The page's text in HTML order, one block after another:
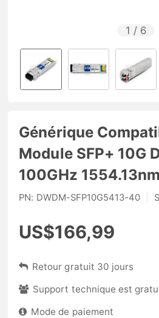
1 / 6
Générique
Module SFP+ 10G
100GHz
PN: DWDM-SFP10G5413-40
US$166,99
Retour gratuit 30 jours
Support technique est
Mode de paiement